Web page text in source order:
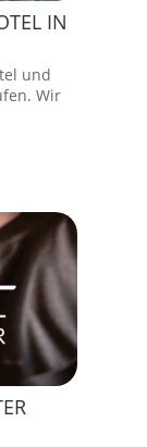
IN
und
Wir